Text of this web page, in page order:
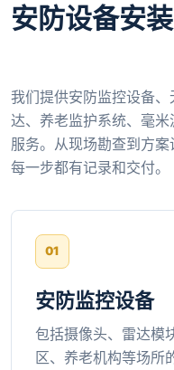
安防设备安
我们提供安防监控设备
达、养老监护系统、毫
服务。从现场勘查到方案
每一步都有记录和交付。
安防监控设备
包括摄像头、雷达模
区、养老机构等场所